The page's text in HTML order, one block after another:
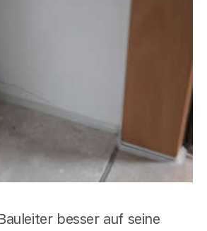
besser auf seine